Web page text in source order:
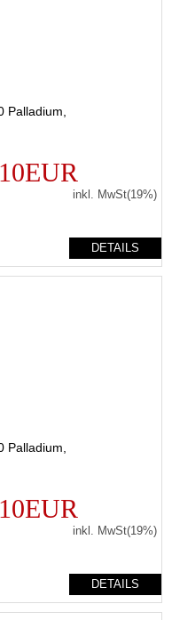
Palladium,
inkl. MwSt(19%)
DETAILS
Palladium,
inkl. MwSt(19%)
DETAILS